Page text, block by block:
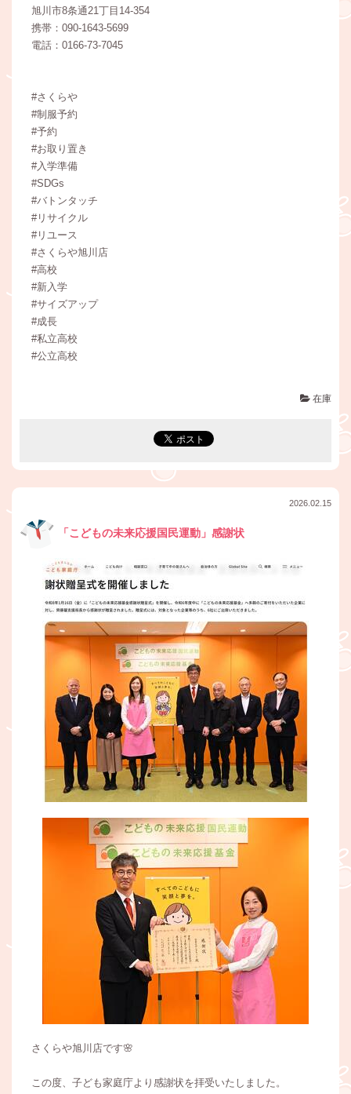
旭川市8条通21丁目14-354
携帯：090-1643-5699
電話：0166-73-7045
#さくらや
#制服予約
#予約
#お取り置き
#入学準備
#SDGs
#バトンタッチ
#リサイクル
#リユース
#さくらや旭川店
#高校
#新入学
#サイズアップ
#成長
#私立高校
#公立高校
在庫
2026.02.15
「こどもの未来応援国民運動」感謝状
さくらや旭川店です🌸
この度、子ども家庭庁より感謝状を拝受いたしました。